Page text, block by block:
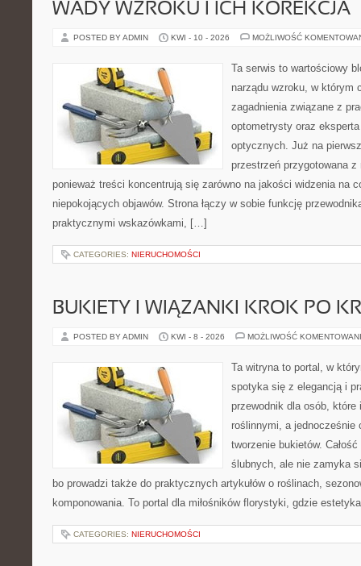
WADY WZROKU I ICH KOREKCJA
POSTED BY ADMIN KWI - 10 - 2026 MOŻLIWOŚĆ
Ta serwis to wartościowy
narządu wzroku, w którym
zagadnienia związane z
optometrysty oraz
optycznych. Już na
przestrzeń przygotowana
ponieważ treści koncentrują się zarówno na jakości widzenia na
niepokojących objawów. Strona łączy w sobie funkcję
praktycznymi wskazówkami, […]
CATEGORIES: NIERUCHOMOŚCI
BUKIETY I WIĄZANKI KROK PO
POSTED BY ADMIN KWI - 8 - 2026 MOŻLIWOŚĆ
Ta witryna to portal, w
spotyka się z elegancją i
przewodnik dla osób,
roślinnymi, a jednocześnie
tworzenie bukietów.
ślubnych, ale nie zamyka
bo prowadzi także do praktycznych artykułów o roślinach,
komponowania. To portal dla miłośników florystyki, gdzie
CATEGORIES: NIERUCHOMOŚCI